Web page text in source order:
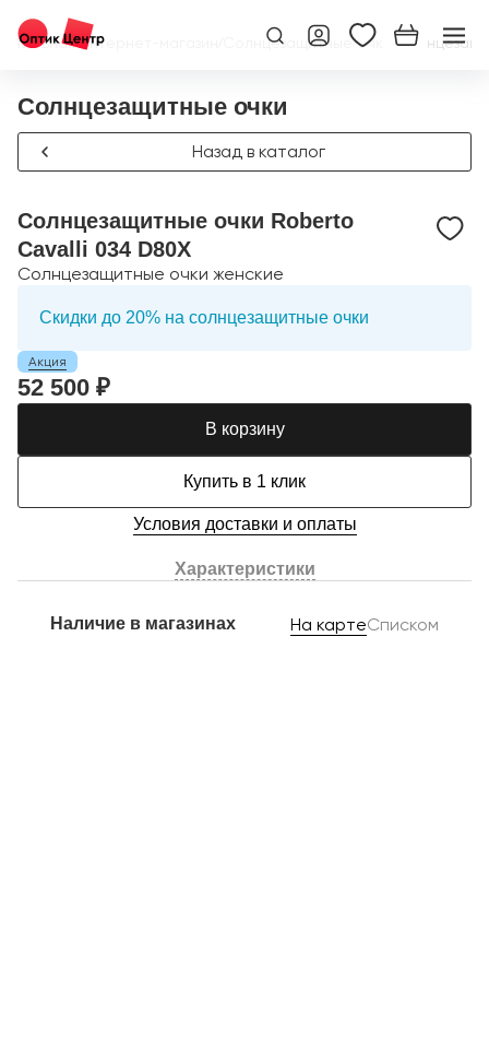
Главная/Интернет-магазин Солнцезащитные очки /
Солнцезащитные очки
Назад в каталог
Солнцезащитные очки Roberto
Cavalli 034 D80X
Солнцезащитные очки женские
Скидки до 20% на солнцезащитные очки
Акция
52 500 ₽
В корзину
Купить в 1 клик
Условия доставки и оплаты
Характеристики
Наличие в магазинах На картеСписком